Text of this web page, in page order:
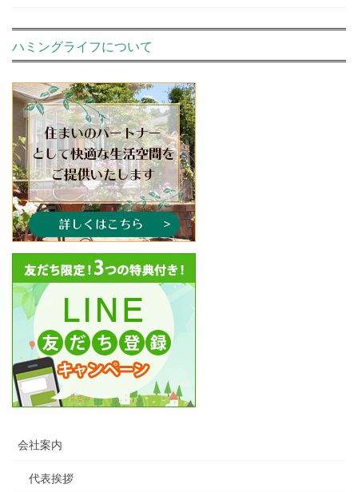
ハミングライフについて
会社案内
代表挨拶